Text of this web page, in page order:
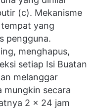
(c). Mekanisme
yang
pengguna.
menghapus,
setiap Isi Buatan
melanggar
mungkin secara
2 x 24 jam